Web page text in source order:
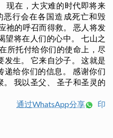
现在，大灾难的时代即将来
恶行会在各国造成死亡和毁
祂的呼召而得救。 恶人将发
望将在人们的心中。 七山之
所托付给你们的使命上，尽
发生。 它来自沙子。 这就是
递给你们的信息。 感谢你们
我以圣父、 圣子和圣灵的
通过WhatsApp分享
印